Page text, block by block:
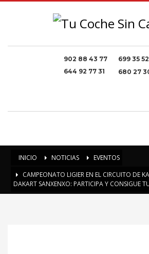
902 88 43 77
644 92 77 31
699 35
680 27
INICIO NOTICIAS
EVENTOS
CAMPEONATO LIGIER EN EL CIRCUITO DE
DAKART SANXENXO: PARTICIPA Y CONSIGUE